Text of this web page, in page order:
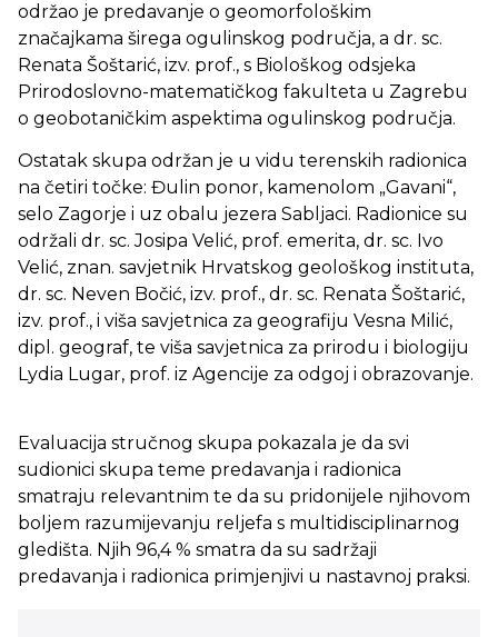
održao je predavanje o geomorfološkim
značajkama širega ogulinskog područja, a dr. sc.
Renata Šoštarić, izv. prof., s Biološkog odsjeka
Prirodoslovno-matematičkog fakulteta u Zagrebu
o geobotaničkim aspektima ogulinskog područja.
Ostatak skupa održan je u vidu terenskih radionica
na četiri točke: Đulin ponor, kamenolom „Gavani“,
selo Zagorje i uz obalu jezera Sabljaci. Radionice su
održali dr. sc. Josipa Velić, prof. emerita, dr. sc. Ivo
Velić, znan. savjetnik Hrvatskog geološkog instituta,
dr. sc. Neven Bočić, izv. prof., dr. sc. Renata Šoštarić,
izv. prof., i viša savjetnica za geografiju Vesna Milić,
dipl. geograf, te viša savjetnica za prirodu i biologiju
Lydia Lugar, prof. iz Agencije za odgoj i obrazovanje.
Evaluacija stručnog skupa pokazala je da svi
sudionici skupa teme predavanja i radionica
smatraju relevantnim te da su pridonijele njihovom
boljem razumijevanju reljefa s multidisciplinarnog
gledišta. Njih 96,4 % smatra da su sadržaji
predavanja i radionica primjenjivi u nastavnoj praksi.